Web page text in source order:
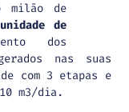
milão de
unidade de
dos
nas suas
com 3 etapas e
m3/dia.